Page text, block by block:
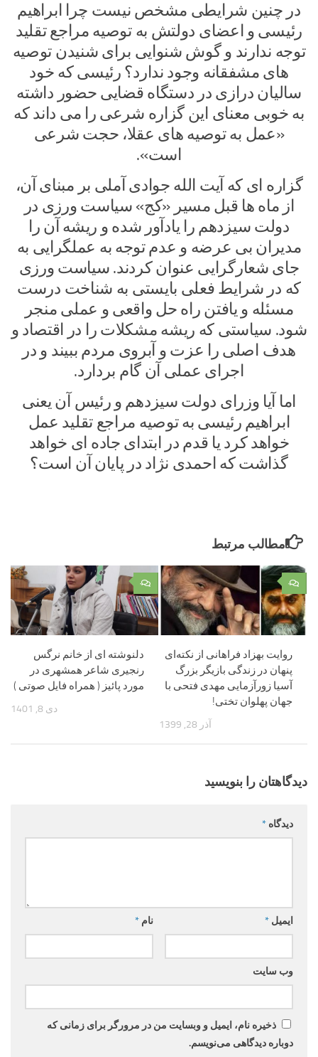
در چنین شرایطی مشخص نیست چرا ابراهیم
رئیسی و اعضای دولتش به توصیه مراجع تقلید
توجه ندارند و گوش شنوایی برای شنیدن توصیه
های مشفقانه وجود ندارد؟ رئیسی که خود
سالیان درازی در دستگاه قضایی حضور داشته
به خوبی معنای این گزاره شرعی را می داند که
«عمل به توصیه های عقلا، حجت شرعی
است».
گزاره ای که آیت الله جوادی آملی بر مبنای آن،
از ماه ها قبل مسیر «کج» سیاست ورزی در
دولت سیزدهم را یادآور شده و ریشه آن را
مدیران بی عرضه و عدم توجه به عملگرایی به
جای شعارگرایی عنوان کردند. سیاست ورزی
که در شرایط فعلی بایستی به شناخت درست
مسئله و یافتن راه حل واقعی و عملی منجر
شود. سیاستی که ریشه مشکلات را در اقتصاد و
هدف اصلی را عزت و آبروی مردم ببیند و در
اجرای عملی آن گام بردارد.
اما آیا وزرای دولت سیزدهم و رئیس آن یعنی
ابراهیم رئیسی به توصیه مراجع تقلید عمل
خواهد کرد یا قدم در ابتدای جاده ای خواهد
گذاشت که احمدی نژاد در پایان آن است؟
مطالب مرتبط
۰
دلنوشته ای از خانم نرگس
رنجیری شاعر همشهری در
مورد پائیز ( همراه فایل صوتی )
دی 8, 1401
۰
روایت بهزاد فراهانی از نکته‌ای
پنهان در زندگی بازیگر بزرگ
آسیا زورآزمایی مهدی فتحی با
جهان پهلوان تختی!
آذر 28, 1399
دیدگاهتان را بنویسید
دیدگاه *
نام * ایمیل *
وب‌ سایت
ذخیره نام، ایمیل و وبسایت من در مرورگر برای زمانی که
دوباره دیدگاهی می‌نویسم.